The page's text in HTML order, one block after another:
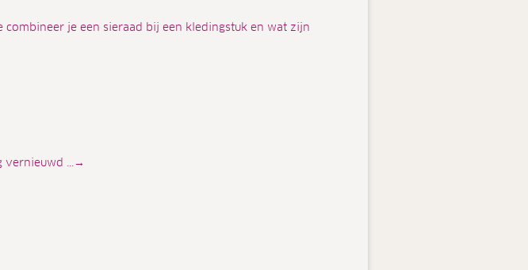
je een sieraad bij een kledingstuk en wat zijn
vernieuwd ...→